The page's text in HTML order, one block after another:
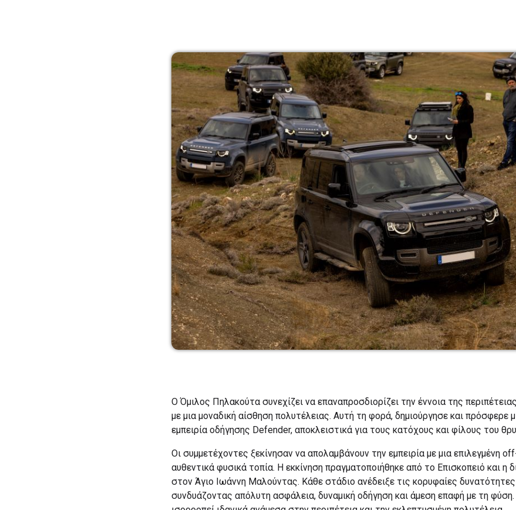
Ο Όμιλος Πηλακούτα συνεχίζει να επαναπροσδιορίζει την έννοια της
με μια μοναδική αίσθηση πολυτέλειας. Αυτή τη φορά, δημιούργησε και πρόσφερε
εμπειρία οδήγησης Defender, αποκλειστικά για τους κατόχους και φίλους του
Οι συμμετέχοντες ξεκίνησαν να απολαμβάνουν την εμπειρία με μια επιλεγμένη
αυθεντικά φυσικά τοπία. Η εκκίνηση πραγματοποιήθηκε από το Επισκοπειό και η
στον Άγιο Ιωάννη Μαλούντας. Κάθε στάδιο ανέδειξε τις κορυφαίες
συνδυάζοντας απόλυτη ασφάλεια, δυναμική οδήγηση και άμεση επαφή με τη φύση.